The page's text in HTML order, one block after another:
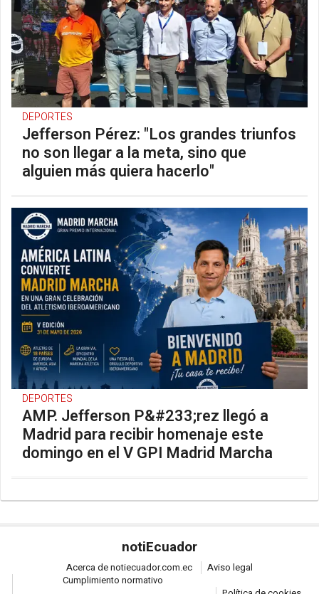
DEPORTES
Jefferson Pérez: "Los grandes triunfos
no son llegar a la meta, sino que
alguien más quiera hacerlo"
DEPORTES
AMP. Jefferson P&#233;rez llegó a
Madrid para recibir homenaje este
domingo en el V GPI Madrid Marcha
notiEcuador
Acerca de notiecuador.com.ec
Aviso legal
Cumplimiento normativo